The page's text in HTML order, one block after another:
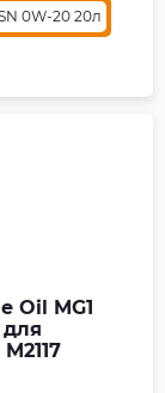
0W-20 20л
Oil MG1
для